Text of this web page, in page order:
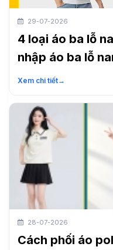
29-07-2026
4 loại áo ba lỗ
nhập áo ba lỗ
Xem chi tiết→
28-07-2026
Cách phối áo